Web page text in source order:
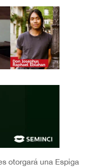
otorgará una Espiga